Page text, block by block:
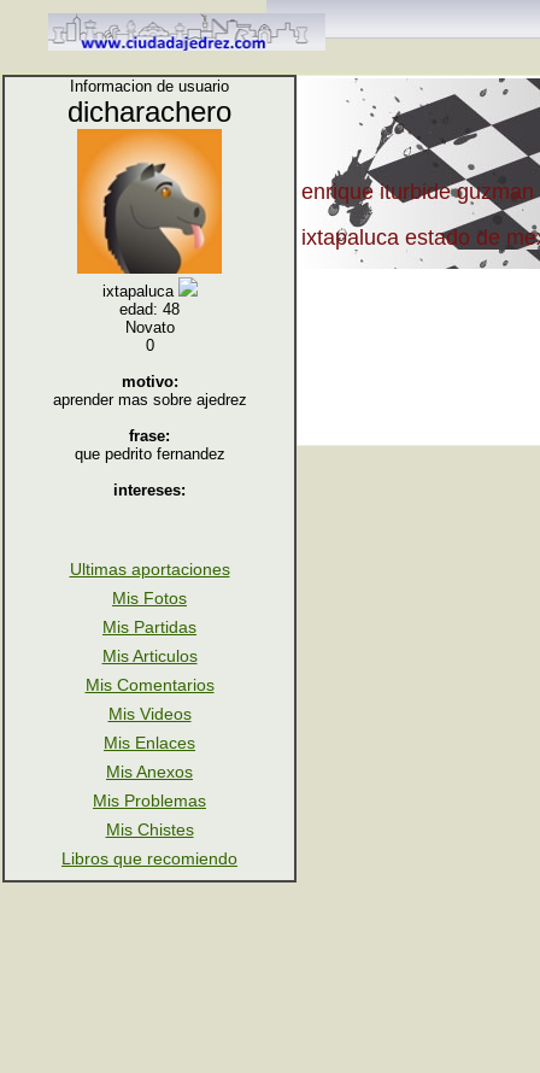
Informacion de usuario
dicharachero
ixtapaluca
edad: 48
Novato
0
motivo:
aprender mas sobre ajedrez
frase:
que pedrito fernandez
intereses:
Ultimas aportaciones
Mis Fotos
Mis Partidas
Mis Articulos
Mis Comentarios
Mis Videos
Mis Enlaces
Mis Anexos
Mis Problemas
Mis Chistes
Libros que recomiendo
enrique iturbide guzman
ixtapaluca estado de